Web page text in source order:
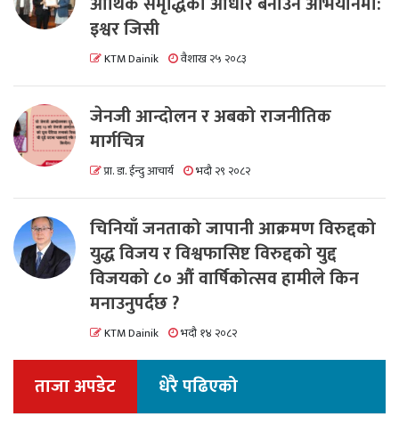
इश्वर जिसी
KTM Dainik वैशाख २५ २०८३
जेनजी आन्दोलन र अबको राजनीतिक
मार्गचित्र
प्रा. डा. ईन्दु आचार्य भदौ २९ २०८२
चिनियाँ जनताको जापानी आक्रमण विरुद्दको
युद्ध विजय र विश्वफासिष्ट विरुद्दको युद्द
विजयको ८० औं वार्षिकोत्सव हामीले किन
मनाउनुपर्दछ ?
KTM Dainik भदौ १४ २०८२
ताजा अपडेट धेरै पढिएको